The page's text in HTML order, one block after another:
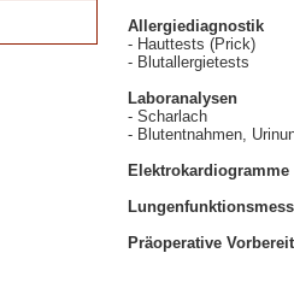
Allergiediagnostik
- Hauttests (Prick)
- Blutallergietests
Laboranalysen
- Scharlach
- Blutentnahmen,
Elektrokardiogramme
Präoperative